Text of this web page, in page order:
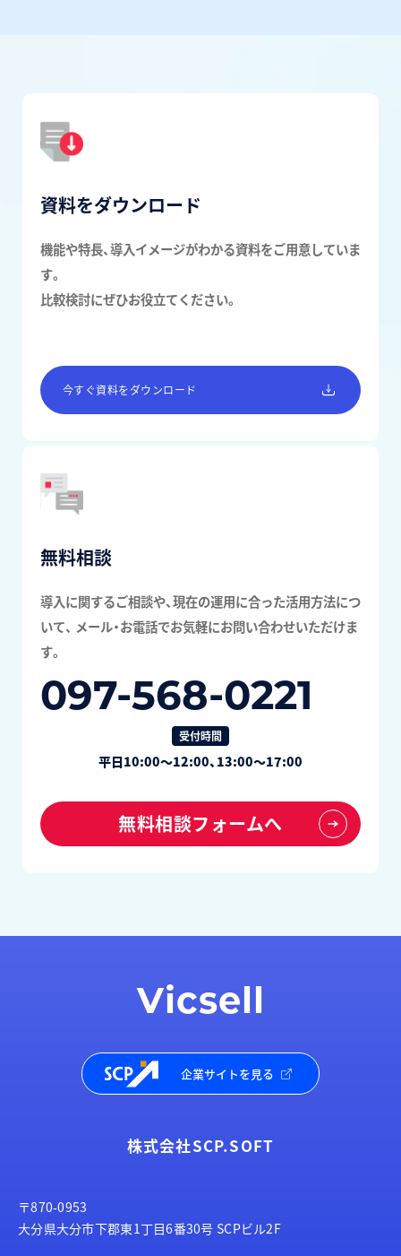
資料をダウンロード
機能や特長、導入イメージがわかる資料をご用意していま
す。
比較検討にぜひお役立てください。
今すぐ資料をダウンロード
無料相談
導入に関するご相談や、現在の運用に合った活用方法につ
いて、 メール・お電話でお気軽にお問い合わせいただけま
す。
097-568-0221
受付時間
平日10:00～12:00、13:00～17:00
無料相談フォームへ
Vicsell
企業サイトを見る
株式会社SCP.SOFT
〒870-0953
大分県大分市下郡東1丁目6番30号 SCPビル2F